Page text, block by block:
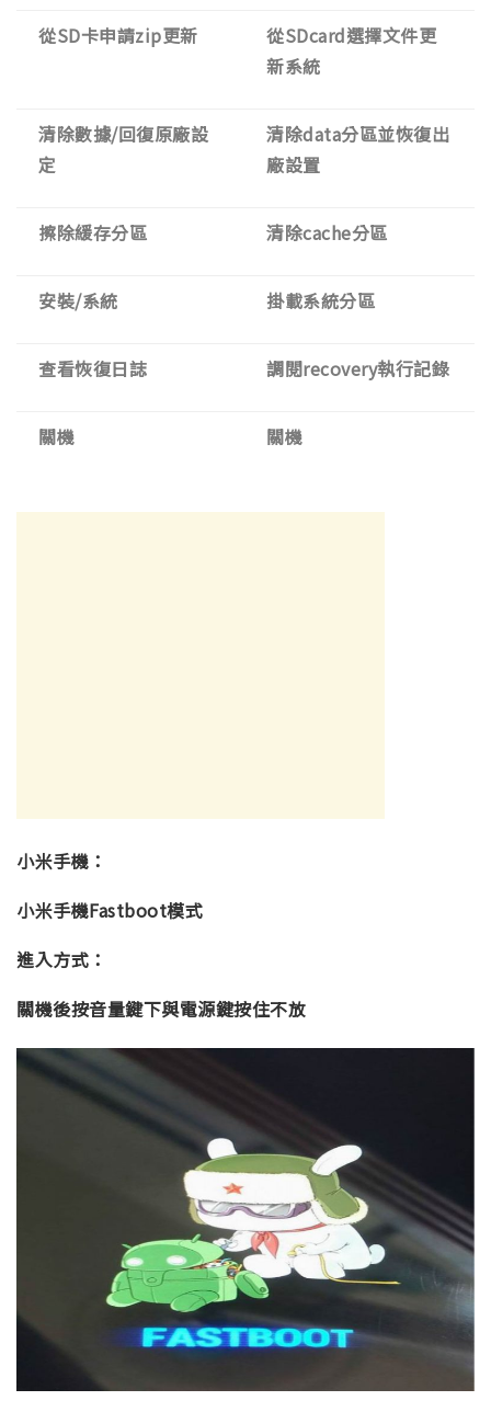
從SD卡申請zip更新
從SDcard選擇文件更
新系統
清除數據/回復原廠設
定
清除data分區並恢復出
廠設置
擦除緩存分區 清除cache分區
安裝/系統 掛載系統分區
查看恢復日誌 調閱recovery執行記錄
關機 關機
小米手機：
小米手機Fastboot模式
進入方式：
關機後按音量鍵下與電源鍵按住不放